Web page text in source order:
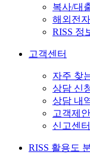
복사/대
해외전
RISS 정
고객센터
자주 찾
상담 신
상담 내
고객제안
신고센터
RISS 활용도